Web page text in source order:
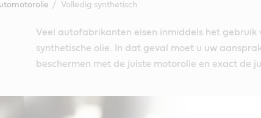
Volledig synthetisch
Veel autofabrikanten eisen inmiddels het gebruik
synthetische olie. In dat geval moet u uw
beschermen met de juiste motorolie en exact de